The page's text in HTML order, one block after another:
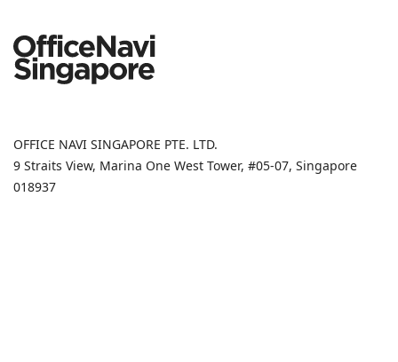
OFFICE NAVI SINGAPORE PTE. LTD.
9 Straits View, Marina One West Tower, #05-07, Singapore
018937